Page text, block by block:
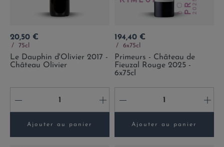
Prix
20,50 €
75cl
Le Dauphin d'Olivier 2017 -
Château Olivier
- +
Ajouter au panier
Prix
194,40 €
6x75cl
Primeurs - Château de
Fieuzal Rouge 2025 -
6x75cl
- +
Ajouter au panier